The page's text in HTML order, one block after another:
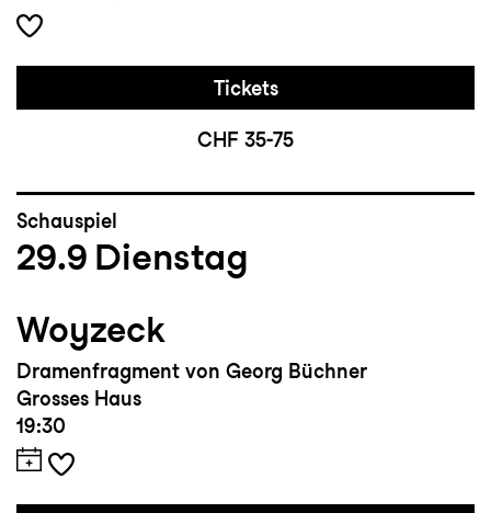
Tickets
CHF 35-75
Schauspiel
29.9 Dienstag
Woyzeck
Dramenfragment von Georg Büchner
Grosses Haus
19:30